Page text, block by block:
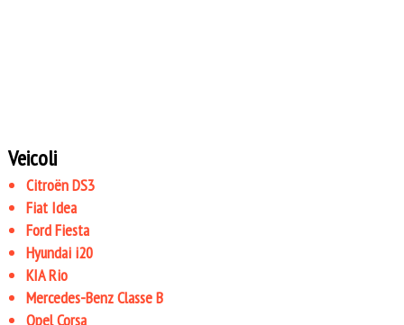
Veicoli
Citroën DS3
Fiat Idea
Ford Fiesta
Hyundai i20
KIA Rio
Mercedes-Benz Classe B
Opel Corsa